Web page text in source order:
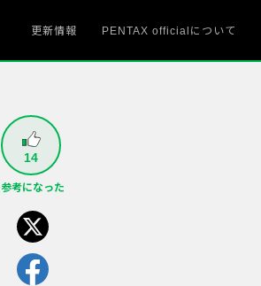
更新情報 PENTAX officialについて
14
参考になった